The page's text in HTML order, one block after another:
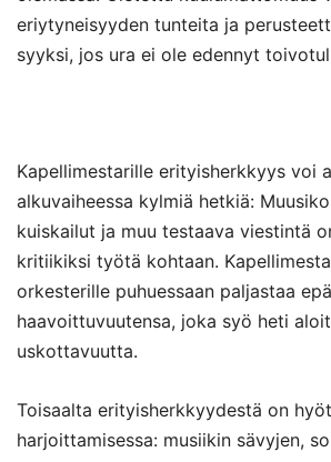
eriytyneisyyden tunteita ja
syyksi, jos ura ei ole edennyt
Kapellimestarille erityisherkkyys voi
alkuvaiheessa kylmiä hetkiä:
kuiskailut ja muu testaava viestintä
kritiikiksi työtä kohtaan.
orkesterille puhuessaan paljastaa
haavoittuvuutensa, joka syö heti
uskottavuutta.
Toisaalta erityisherkkyydestä on
harjoittamisessa: musiikin sävyjen,